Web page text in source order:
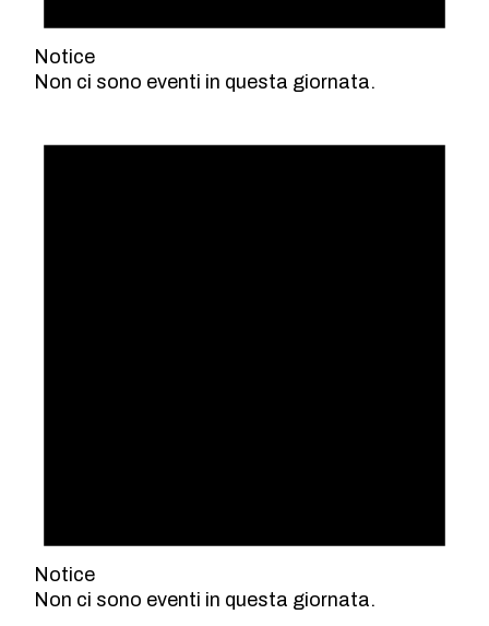
Notice
Non ci sono eventi in questa giornata.
Notice
Non ci sono eventi in questa giornata.